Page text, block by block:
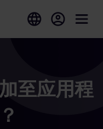
至应用程